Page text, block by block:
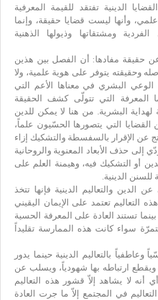
الدينية تفتقد للقيمة المعرفية
وأنها ليست قضايا حقيقة، وإنما
ومشتقاتها وذيولها الذهنية
حقيقة مفادها: أن الفصل بين هذين
وحقيقته يتوفر على هوية علمية، ولا
البشري في معناها الأعم التي
المعرفة التي تتولّى كشف الحقيقة
البشرية. من هنا لا يمكن للدين
التي يتصورها الحسّيون علماً،
عن الإقرار بالسفسطة والتشكيك إزاء
إلى حذف الأبعاد المعنوية والروحانية
أو التشكيك فيه، وهيمنة العلم على
الدينية.
الدين والتعاليم الدينية فإنها تتخذ
التعاليم تعتمد على الإيمان اليقيني
تستند العادة على المعرفة الحسية
سواء كانت هذه الممارسة تقليداً
بالتعاليم الدينية حينما يدور
ارتباطه بها شهودياً، ويسلب عن
أي أنه لا يشاهد إلاّ قشور هذه التعاليم
في المجتمع إلاّ ما جرت العادة